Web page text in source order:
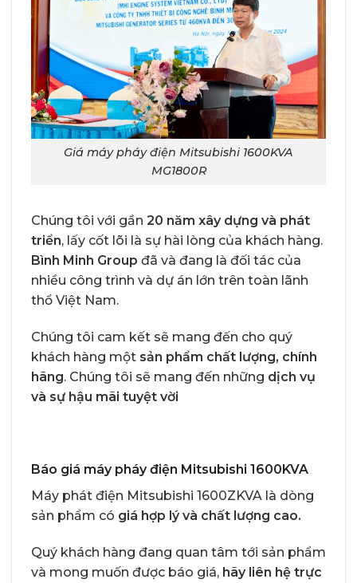
Giá máy pháy điện Mitsubishi 1600KVA
MG1800R
Chúng tôi với gần 20 năm xây dựng và phát
triển, lấy cốt lõi là sự hài lòng của khách hàng.
Bình Minh Group đã và đang là đối tác của
nhiều công trình và dự án lớn trên toàn lãnh
thổ Việt Nam.
Chúng tôi cam kết sẽ mang đến cho quý
khách hàng một sản phẩm chất lượng, chính
hãng. Chúng tôi sẽ mang đến những dịch vụ
và sự hậu mãi tuyệt vời
Báo giá máy pháy điện Mitsubishi 1600KVA
Máy phát điện Mitsubishi 1600ZKVA là dòng
sản phẩm có giá hợp lý và chất lượng cao.
Quý khách hàng đang quan tâm tới sản phẩm
và mong muốn được báo giá, hãy liên hệ trực